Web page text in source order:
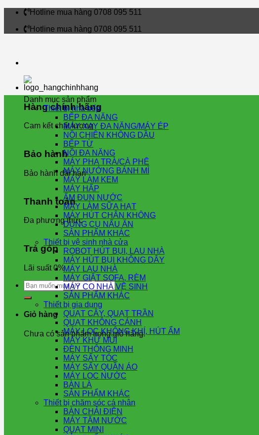
Skip
content
Hotline mua hàng 0708 095 511
Hotline mua hàng 0708 095 511
Hàng chính hãng
Cam kết chất lượng
Bảo hành
Bảo hành dài hạn
Thanh toán
Đa phương thức
Trả góp
Lãi suất 0%
Tìm
kiếm:
Giỏ hàng
Chưa có sản phẩm trong giỏ hàng.
Danh mục sản phẩm
Thiết bị nhà bếp
BẾP ĐA NĂNG
MÁY XAY ĐA NĂNG/MÁY ÉP
NỒI CHIÊN KHÔNG DẦU
BẾP TỪ
NỒI ĐA NĂNG
MÁY PHA TRÀ/CÀ PHÊ
MÁY NƯỚNG BÁNH MÌ
MÁY LÀM KEM
MÁY HẤP
ẤM ĐUN NƯỚC
MÁY LÀM SỮA HẠT
MÁY HÚT CHÂN KHÔNG
DỤNG CỤ NẤU ĂN
SẢN PHẨM KHÁC
Thiết bị vệ sinh nhà cửa
ROBOT HÚT BỤI, LAU NHÀ
MÁY HÚT BỤI KHÔNG DÂY
MÁY LAU NHÀ
MÁY GIẶT SOFA, RÈM
MÁY CỌ NHÀ VỆ SINH
SẢN PHẨM KHÁC
Thiết bị gia dụng
QUẠT CÂY, QUẠT TRẦN
QUẠT KHÔNG CÁNH
MÁY LỌC KHÔNG KHÍ, HÚT ẨM
MÁY KHỬ MÙI
ĐÈN THÔNG MINH
MÁY SẤY TÓC
MÁY SẤY QUẦN ÁO
MÁY LỌC NƯỚC
BÀN LÀ
SẢN PHẨM KHÁC
Thiết bị chăm sóc cá nhân
BÀN CHẢI ĐIỆN
MÁY TĂM NƯỚC
QUẠT MINI